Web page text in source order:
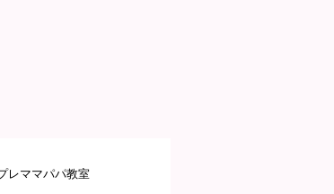
レママパパ教室